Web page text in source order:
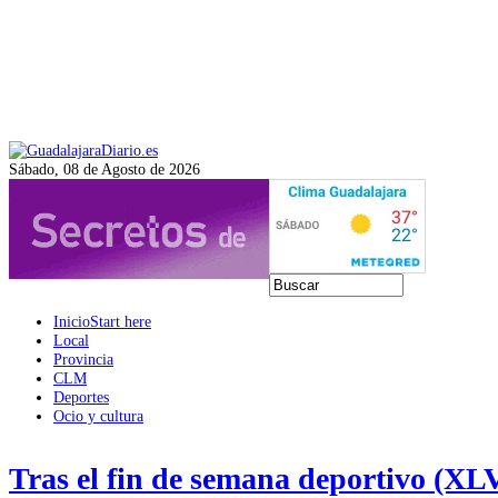
Sábado, 08 de Agosto de 2026
InicioStart here
Local
Provincia
CLM
Deportes
Ocio y cultura
Tras el fin de semana deportivo